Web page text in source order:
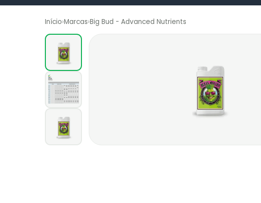
Início›Marcas›Big Bud - Advanced Nutrients